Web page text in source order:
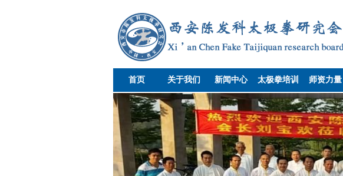
首页 关于我们 新闻中心 太极拳培训 师资力量